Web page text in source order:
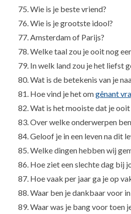
Wie is je beste vriend?
Wie is je grootste idool?
Amsterdam of Parijs?
Welke taal zou je ooit nog
In welk land zou je het liefst
Wat is de betekenis van je
Hoe vind je het omgênant
Wat is het mooiste dat je
Over welke onderwerpen
Geloof je in een leven na dit
Welke dingen hebben wij
Hoe ziet een slechte dag bij
Hoe vaak per jaar ga je op
Waar ben je dankbaar voor in
Waar was je bang voor toen